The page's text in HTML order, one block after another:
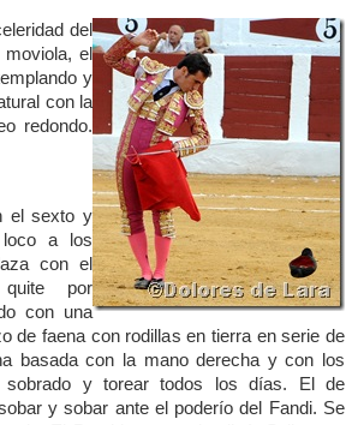
del
el
y
con la
redondo.
el sexto y
a los
con el
por
con una
de faena con rodillas en tierra en serie de
basada con la mano derecha y con los
sobrado y torear todos los días. El de
y sobar ante el poderío del Fandi. Se